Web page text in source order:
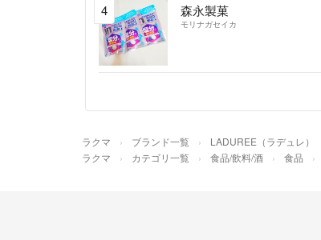
4 森永製菓
モリナガセイカ
ラクマ ブランド一覧 LADUREE（ラデュレ）
ラクマ カテゴリ一覧 食品/飲料/酒 食品